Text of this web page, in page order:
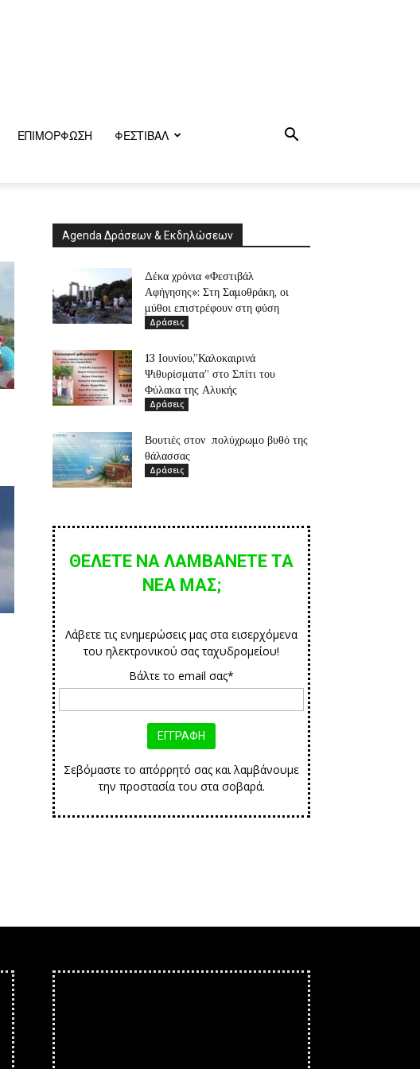
ΕΠΙΜΌΡΦΩΣΗ
ΦΕΣΤΙΒΑΛ
Agenda Δράσεων & Εκδηλώσεων
Δέκα χρόνια «Φεστιβάλ
Αφήγησης»: Στη Σαμοθράκη, οι
μύθοι επιστρέφουν στη φύση
Δράσεις
13 Ιουνίου,”Καλοκαιρινά
Ψιθυρίσματα” στο Σπίτι του
Φύλακα της Αλυκής
Δράσεις
Βουτιές στον πολύχρωμο βυθό της
θάλασσας
Δράσεις
ΘΕΛΕΤΕ ΝΑ ΛΑΜΒΑΝΕΤΕ ΤΑ
ΝΕΑ ΜΑΣ;
Λάβετε τις ενημερώσεις μας στα εισερχόμενα
του ηλεκτρονικού σας ταχυδρομείου!
Βάλτε το email σας*
Σεβόμαστε το απόρρητό σας και λαμβάνουμε
την προστασία του στα σοβαρά.